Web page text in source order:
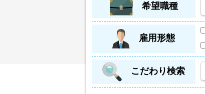
希望職種
雇用形態
こだわり検索